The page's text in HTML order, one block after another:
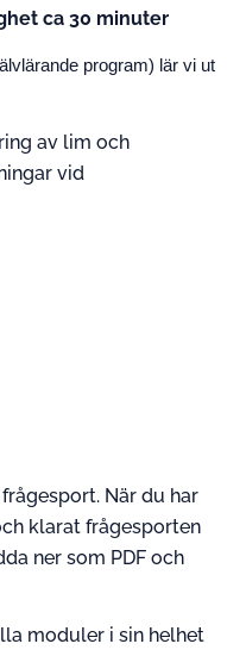
ca 30 minuter
program) lär vi ut
av lim och
vid
När du har
klarat frågesporten
ner som PDF och
moduler i sin helhet